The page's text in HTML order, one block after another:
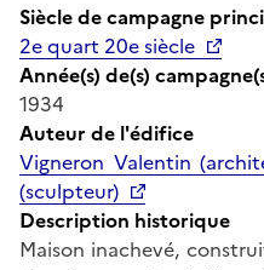
Siècle de campagne
2e quart 20e siècle
Année(s) de(s)
1934
Auteur de l'édifice
Vigneron Valentin
(sculpteur)
Description historique
Maison inachevé,